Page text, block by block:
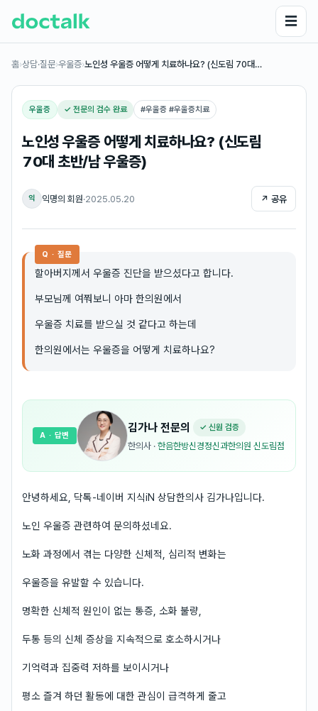
☰
홈›상담·질문›우울증›노인성 우울증 어떻게 치료하나요? (신도림 70대…
우울증 ✓ 전문의 검수 완료 #우울증 #우울증치료
노인성 우울증 어떻게 치료하나요? (신도림
70대 초반/남 우울증)
익 익명의 회원·2025.05.20 ↗ 공유
Q · 질문
할아버지께서 우울증 진단을 받으셨다고 합니다.
부모님께 여쭤보니 아마 한의원에서
우울증 치료를 받으실 것 같다고 하는데
한의원에서는 우울증을 어떻게 치료하나요?
김가나 전문의 ✓ 신원 검증
한의사 · 한음한방신경정신과한의원 신도림점
A · 답변
안녕하세요, 닥톡-네이버 지식iN 상담한의사 김가나입니다.
노인 우울증 관련하여 문의하셨네요.
노화 과정에서 겪는 다양한 신체적, 심리적 변화는
우울증을 유발할 수 있습니다.
명확한 신체적 원인이 없는 통증, 소화 불량,
두통 등의 신체 증상을 지속적으로 호소하시거나
기억력과 집중력 저하를 보이시거나
평소 즐겨 하던 활동에 대한 관심이 급격하게 줄고